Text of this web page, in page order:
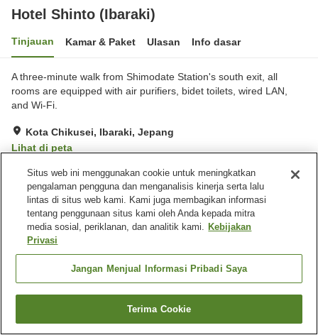
Hotel Shinto (Ibaraki)
Tinjauan Kamar & Paket Ulasan Info dasar
A three-minute walk from Shimodate Station's south exit, all
rooms are equipped with air purifiers, bidet toilets, wired LAN,
and Wi-Fi.
Kota Chikusei, Ibaraki, Jepang
Lihat di peta
Sangat baik Ulasan: 140
Fasilitas properti
Tempat parkir
Spa / Salon kecantikan
Mesin penjual otomatis
Beranda Jepang Ibaraki
Kota Chikusei
Hotel Shinto (Ibaraki)
Cari kamar
Situs web ini menggunakan cookie untuk meningkatkan
pengalaman pengguna dan menganalisis kinerja serta lalu
lintas di situs web kami. Kami juga membagikan informasi
tentang penggunaan situs kami oleh Anda kepada mitra
media sosial, periklanan, dan analitik kami. Kebijakan
Privasi
Jangan Menjual Informasi Pribadi Saya
Terima Cookie